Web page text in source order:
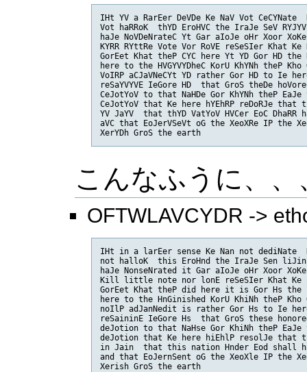
IHt YV a RarEer DeVDe Ke NaV Vot CeCYNate
Vot haRRoK  thYD EroHVC the IraJe SeV
haJe NoVDeNrateC Yt Gar aIoJe oHr Xoor
KYRR RYttRe Vote Vor RoVE reSeSIer Khat
GorEet Khat theP CYC here Yt YD Gor HD the
here to the HVGYVYDheC KorU KhYNh theP
VoIRP aCJaVNeCYt YD rather Gor HD to Ie
reSaYVYVE IeGore HD  that GroS theDe
CeJotYoV to that NaHDe Gor KhYNh theP EaJe
CeJotYoV that Ke here hYEhRP reDoRJe that
YV JaYV  that thYD VatYoV HVCer EoC DhaRR
aVC that EoJerVSeVt oG the XeoXRe IP the
XerYDh GroS the earth
こんなふうに、、
OFTWLAVCYDR ->
IHt in a larEer sense Ke Nan not dediNate
not halloK  this EroHnd the IraJe Sen
haJe NonseNrated it Gar aIoJe oHr Xoor
Kill little note nor lonE reSeSIer Khat Ke
GorEet Khat theP did here it is Gor Hs
here to the HnGinished KorU KhiNh theP Kho
noIlP adJanNedit is rather Gor Hs to Ie
reSaininE IeGore Hs  that GroS these
deJotion to that NaHse Gor KhiNh theP
deJotion that Ke here hiEhlP resolJe that
in Jain  that this nation Hnder Eod shall
and that EoJernSent oG the XeoXle IP the
Xerish GroS the earth